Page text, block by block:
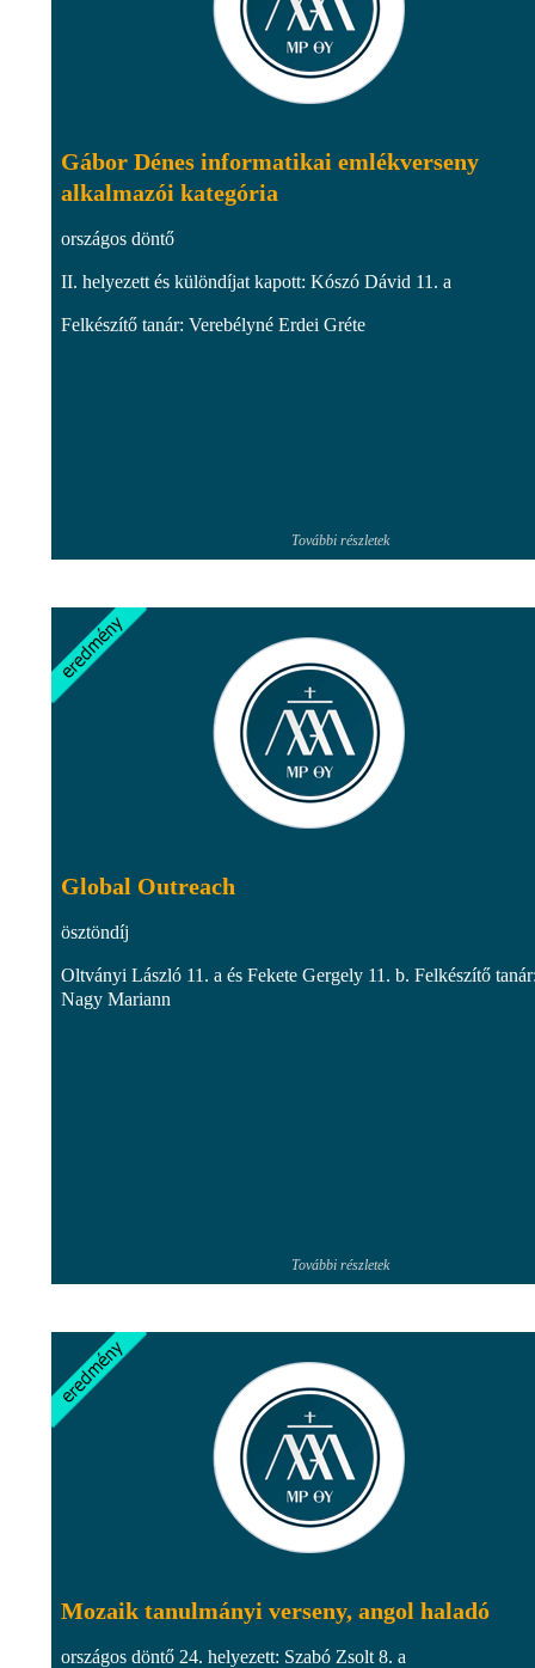
Gábor Dénes informatikai emlékverseny
alkalmazói kategória
országos döntő
II. helyezett és különdíjat kapott: Kószó Dávid 11. a
Felkészítő tanár: Verebélyné Erdei Gréte
További részletek
Global Outreach
ösztöndíj
Oltványi László 11. a és Fekete Gergely 11. b. Felkészítő
Nagy Mariann
További részletek
Mozaik tanulmányi verseny, angol haladó
országos döntő 24. helyezett: Szabó Zsolt 8. a